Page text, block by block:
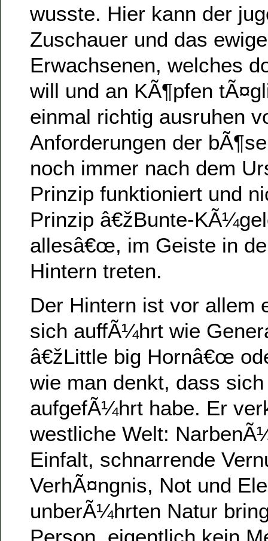
wusste. Hier kann der
Zuschauer und das
Erwachsenen, welches
will und an KÃ¶pfen
einmal richtig ausruhen
Anforderungen der
noch immer nach dem
Prinzip funktioniert und
Prinzip â€žBunte-
allesâ€œ, im Geiste in
Hintern treten.
Der Hintern ist vor allem
sich auffÃ¼hrt wie
â€žLittle big Hornâ€œ
wie man denkt, dass
aufgefÃ¼hrt habe. Er
westliche Welt:
Einfalt, schnarrende
VerhÃ¤ngnis, Not und
unberÃ¼hrten Natur